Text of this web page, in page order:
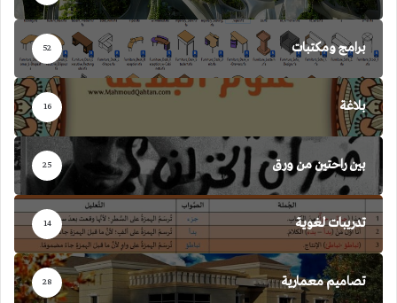
برامج ومكتبات 52
بلاغة 16
بين راحتين من ورق 25
تدريبات لغوية 14
تصاميم معمارية 28